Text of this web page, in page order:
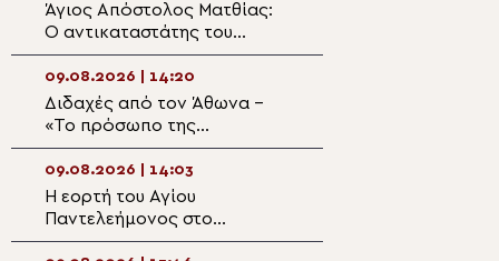
Άγιος Απόστολος Ματθίας:
Ο αντικαταστάτης του
προδότη μαθητή
09.08.2026 | 14:20
Διδαχές από τον Άθωνα –
«Το πρόσωπο της
Παναγίας»
09.08.2026 | 14:03
Η εορτή του Αγίου
Παντελεήμονος στο
Πατριαρχείο Ιεροσολύμων